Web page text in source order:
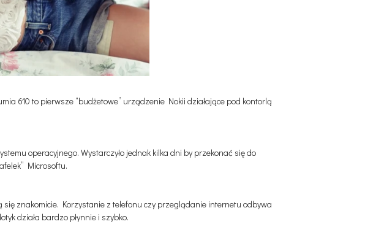
610 to pierwsze “budżetowe” urządzenie Nokii działające pod kontorlą
operacyjnego. Wystarczyło jednak kilka dni by przekonać się do
Microsoftu.
znakomicie. Korzystanie z telefonu czy przeglądanie internetu odbywa
działa bardzo płynnie i szybko.